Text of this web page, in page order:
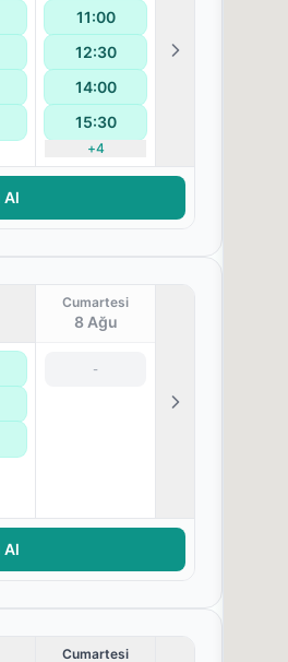
11:00
12:30
14:00
15:30
+4
Al
Cumartesi
8 Ağu
-
Al
Cumartesi